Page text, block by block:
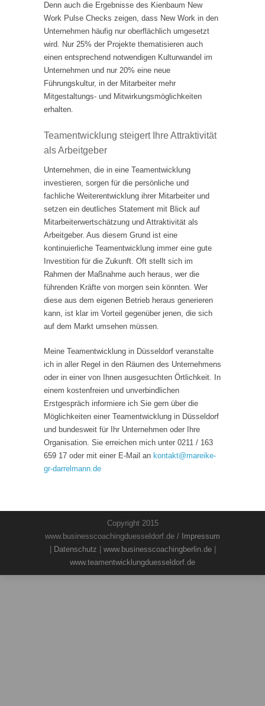
Denn auch die Ergebnisse des Kienbaum New
Work Pulse Checks zeigen, dass New Work in den
Unternehmen häufig nur oberflächlich umgesetzt
wird. Nur 25% der Projekte thematisieren auch
einen entsprechend notwendigen Kulturwandel im
Unternehmen und nur 20% eine neue
Führungskultur, in der Mitarbeiter mehr
Mitgestaltungs- und Mitwirkungsmöglichkeiten
erhalten.
Teamentwicklung steigert Ihre Attraktivität
als Arbeitgeber
Unternehmen, die in eine Teamentwicklung
investieren, sorgen für die persönliche und
fachliche Weiterentwicklung ihrer Mitarbeiter und
setzen ein deutliches Statement mit Blick auf
Mitarbeiterwertschätzung und Attraktivität als
Arbeitgeber. Aus diesem Grund ist eine
kontinuierliche Teamentwicklung immer eine gute
Investition für die Zukunft. Oft stellt sich im
Rahmen der Maßnahme auch heraus, wer die
führenden Kräfte von morgen sein könnten. Wer
diese aus dem eigenen Betrieb heraus generieren
kann, ist klar im Vorteil gegenüber jenen, die sich
auf dem Markt umsehen müssen.
Meine Teamentwicklung in Düsseldorf veranstalte
ich in aller Regel in den Räumen des Unternehmens
oder in einer von Ihnen ausgesuchten Örtlichkeit. In
einem kostenfreien und unverbindlichen
Erstgespräch informiere ich Sie gern über die
Möglichkeiten einer Teamentwicklung in Düsseldorf
und bundesweit für Ihr Unternehmen oder Ihre
Organisation. Sie erreichen mich unter 0211 / 163
659 17 oder mit einer E-Mail an kontakt@mareike-
gr-darrelmann.de
Copyright 2015
www.businesscoachingduesseldorf.de / Impressum
Datenschutz www.businesscoachingberlin.de|
www.teamentwicklungduesseldorf.de